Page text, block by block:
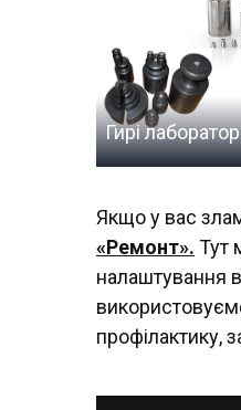
Якщо у вас
«Ремонт». Тут
налаштування
профілактику,